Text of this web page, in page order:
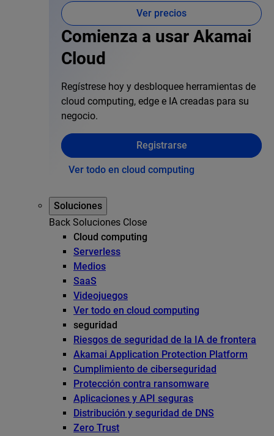
Ver precios
Comienza a usar Akamai
Cloud
Regístrese hoy y desbloquee herramientas de
cloud computing, edge e IA creadas para su
negocio.
Registrarse
Ver todo en cloud computing
Soluciones
Back Soluciones Close
Cloud computing
Serverless
Medios
SaaS
Videojuegos
Ver todo en cloud computing
seguridad
Riesgos de seguridad de la IA de frontera
Akamai Application Protection Platform
Cumplimiento de ciberseguridad
Protección contra ransomware
Aplicaciones y API seguras
Distribución y seguridad de DNS
Zero Trust